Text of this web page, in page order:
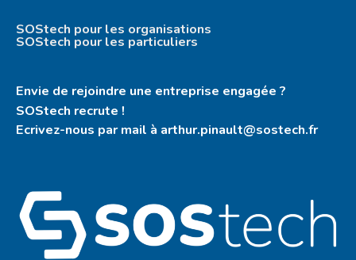
SOStech pour les organisations
SOStech pour les particuliers
Envie de rejoindre une entreprise engagée ?
SOStech recrute !
Ecrivez-nous par mail à arthur.pinault@sostech.fr